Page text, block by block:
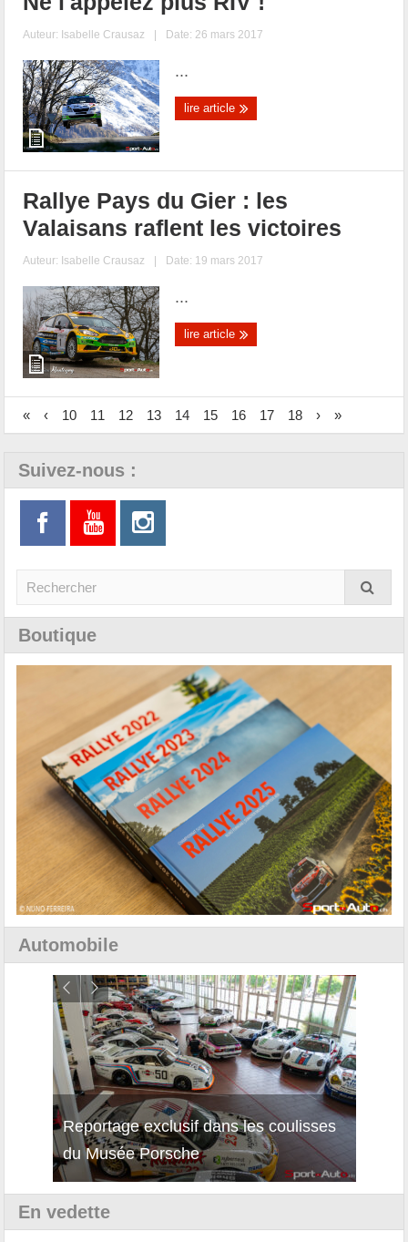
Auteur: Isabelle Crausaz | Date: 26 mars 2017
...
lire article
Rallye Pays du Gier : les
Valaisans raflent les victoires
Auteur: Isabelle Crausaz | Date: 19 mars 2017
...
lire article
« ‹ 10 11 12 13 14 15 16 17 18 › »
Suivez-nous :
Boutique
Automobile
Reportage exclusif dans les coulisses
du Musée Porsche
En vedette